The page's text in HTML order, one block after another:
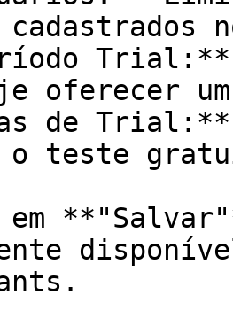
cadastrados
oferecer
o teste